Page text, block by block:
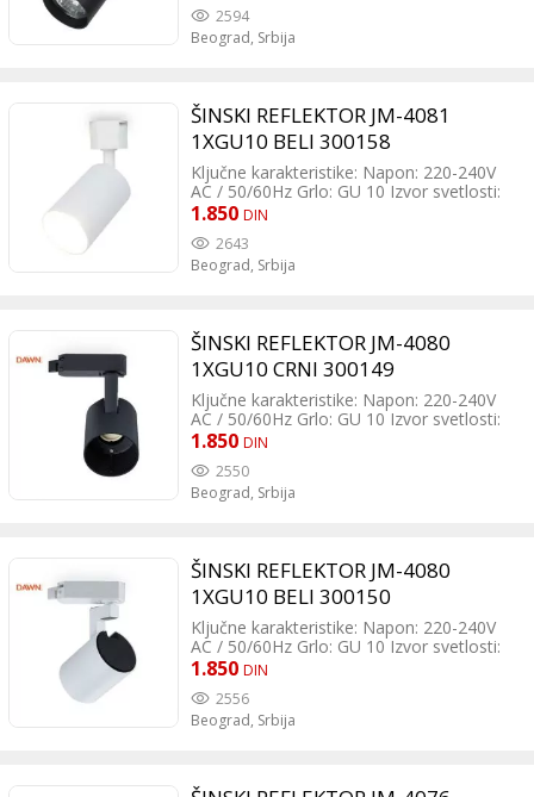
Aluminijum/PC Dimenzije: Prečnik 55 mm,
visina 155 mm Montaža: Na šinu
2594
Beograd, Srbija
ŠINSKI REFLEKTOR JM-4081
1XGU10 BELI 300158
Ključne karakteristike: Napon: 220-240V
AC / 50/60Hz Grlo: GU 10 Izvor svetlosti:
Sijalica (izmenjiva) Dimabilnost: Da (zavisi
Aluminijum/PC Dimenzije: Prečnik 55 mm,
visina 155 mm Montaža: Na šinu
1.850 DIN
2643
Beograd, Srbija
ŠINSKI REFLEKTOR JM-4080
1XGU10 CRNI 300149
Ključne karakteristike: Napon: 220-240V
AC / 50/60Hz Grlo: GU 10 Izvor svetlosti:
Sijalica (izmenjiva) Dimabilnost: Da (zavisi
Aluminijum/PC Dimenzije: Prečnik 56 mm,
visina 70 mm Montaža: Na šinu
1.850 DIN
2550
Beograd, Srbija
ŠINSKI REFLEKTOR JM-4080
1XGU10 BELI 300150
Ključne karakteristike: Napon: 220-240V
AC / 50/60Hz Grlo: GU 10 Izvor svetlosti:
Sijalica (izmenjiva) Dimabilnost: Da (zavisi
Aluminijum/PC Dimenzije: Prečnik 56 mm,
visina 70 mm Montaža: Na šinu
1.850 DIN
2556
Beograd, Srbija